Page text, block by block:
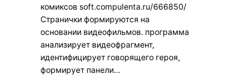
комиксов soft.compulenta.ru/666850/
Странички формируются на
основании видеофильмов. программа
анализирует видеофрагмент,
идентифицирует говорящего героя,
формирует панели…